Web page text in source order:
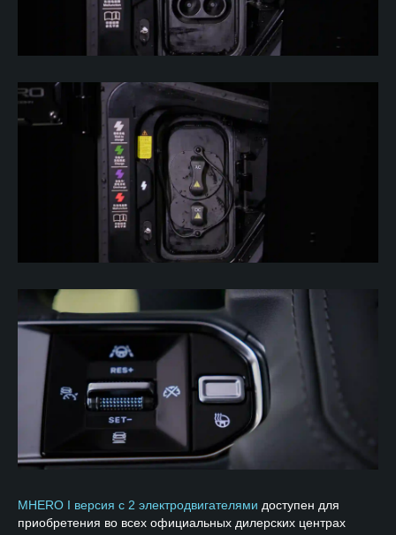
MHERO I версия с 2 электродвигателями доступен для
приобретения во всех официальных дилерских центрах